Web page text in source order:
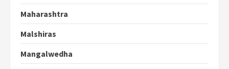
Maharashtra
Malshiras
Mangalwedha